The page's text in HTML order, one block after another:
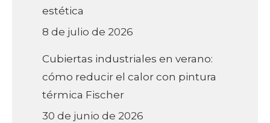
estética
8 de julio de 2026
Cubiertas industriales en verano:
cómo reducir el calor con pintura
térmica Fischer
30 de junio de 2026